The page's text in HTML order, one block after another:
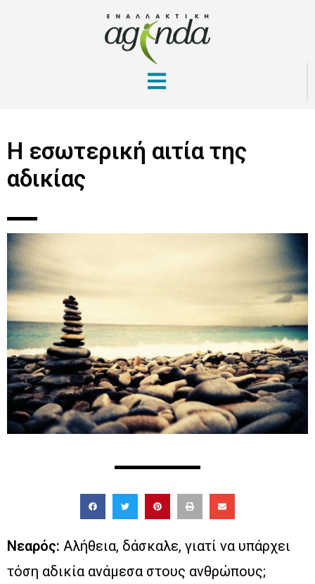
Η εσωτερική αιτία της
αδικίας
Νεαρός: Αλήθεια, δάσκαλε, γιατί να υπάρχει
τόση αδικία ανάμεσα στους ανθρώπους;